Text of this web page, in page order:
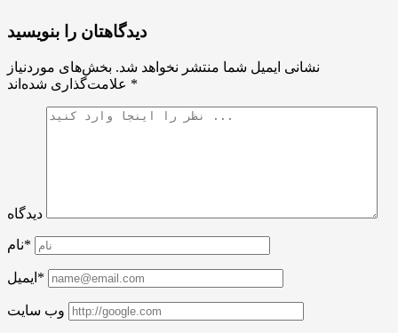
دیدگاهتان را بنویسید
نشانی ایمیل شما منتشر نخواهد شد. بخش‌های موردنیاز
*
دیدگاه
نام*
ایمیل*
وب سایت